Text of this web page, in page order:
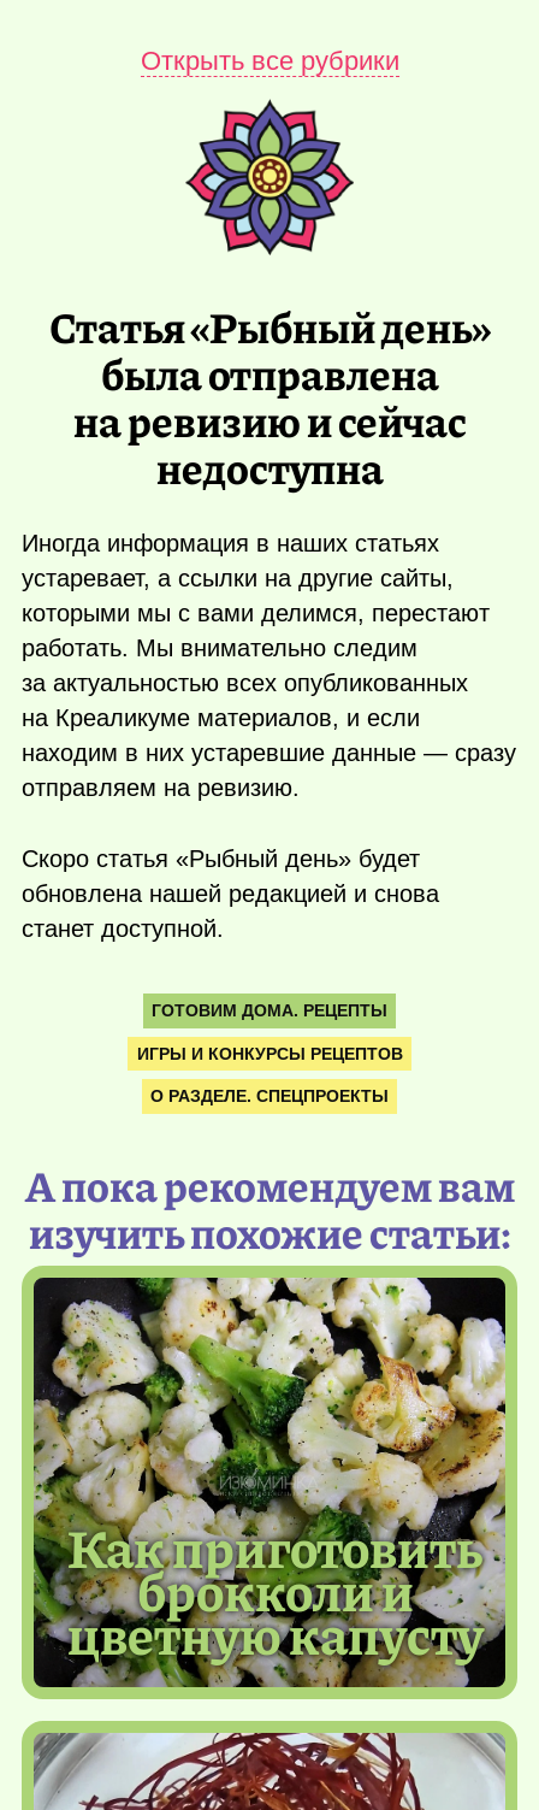
Открыть все рубрики
Статья «Рыбный день»
была отправлена
на ревизию и сейчас
недоступна
Иногда информация в наших статьях
устаревает, а ссылки на другие сайты,
которыми мы с вами делимся, перестают
работать. Мы внимательно следим
за актуальностью всех опубликованных
на Креаликуме материалов, и если
находим в них устаревшие данные — сразу
отправляем на ревизию.
Скоро статья «Рыбный день» будет
обновлена нашей редакцией и снова
станет доступной.
ГОТОВИМ ДОМА. РЕЦЕПТЫ
ИГРЫ И КОНКУРСЫ РЕЦЕПТОВ
О РАЗДЕЛЕ. СПЕЦПРОЕКТЫ
А пока рекомендуем вам
изучить похожие статьи:
Как приготовить
брокколи и
цветную капусту